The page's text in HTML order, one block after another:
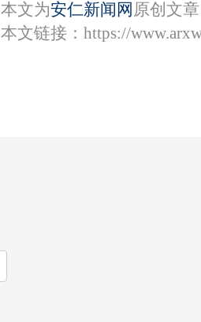
本文为安仁新闻网 原创文
本文链接： https://